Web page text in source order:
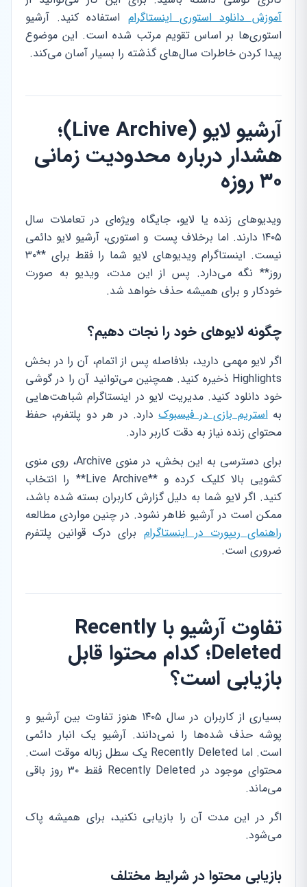
آموزش دانلود استوری اینستاگرام استفاده کنید. آرشیو
استوری‌ها بر اساس تقویم مرتب شده است. این موضوع
پیدا کردن خاطرات سال‌های گذشته را بسیار آسان می‌کند.
آرشیو لایو (Live Archive)؛
هشدار درباره محدودیت زمانی
۳۰ روزه
ویدیوهای زنده یا لایو، جایگاه ویژه‌ای در تعاملات سال
۱۴۰۵ دارند. اما برخلاف پست و استوری، آرشیو لایو دائمی
نیست. اینستاگرام ویدیوهای لایو شما را فقط برای **۳۰
روز** نگه می‌دارد. پس از این مدت، ویدیو به صورت
خودکار و برای همیشه حذف خواهد شد.
چگونه لایوهای خود را نجات دهیم؟
اگر لایو مهمی دارید، بلافاصله پس از اتمام، آن را در بخش
Highlights ذخیره کنید. همچنین می‌توانید آن را در گوشی
خود دانلود کنید. مدیریت لایو در اینستاگرام شباهت‌هایی
بهاستریم بازی در فیسبوکدارد. در هر دو پلتفرم، حفظ
محتوای زنده نیاز به دقت کاربر دارد.
برای دسترسی به این بخش، در منوی Archive، روی منوی
کشویی بالا کلیک کرده و **Live Archive** را انتخاب
کنید. اگر لایو شما به دلیل گزارش کاربران بسته شده باشد،
ممکن است در آرشیو ظاهر نشود. در چنین مواردی مطالعه
راهنمای ریپورت در اینستاگرام برای درک قوانین پلتفرم
ضروری است.
تفاوت آرشیو با Recently
Deleted؛ کدام محتوا قابل
بازیابی است؟
بسیاری از کاربران در سال ۱۴۰۵ هنوز تفاوت بین آرشیو و
پوشه حذف شده‌ها را نمی‌دانند. آرشیو یک انبار دائمی
است. اما Recently Deleted یک سطل زباله موقت است.
محتوای موجود در Recently Deleted فقط ۳۰ روز باقی
می‌ماند.
اگر در این مدت آن را بازیابی نکنید، برای همیشه پاک
می‌شود.
بازیابی محتوا در شرایط مختلف